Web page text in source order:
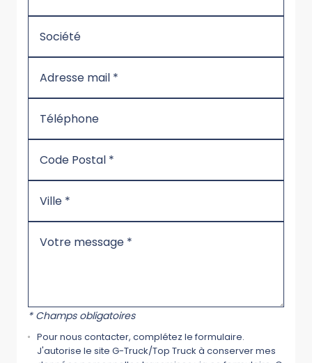
* Champs obligatoires
Pour nous contacter, complétez le formulaire.
J'autorise le site G-Truck/Top Truck à conserver mes